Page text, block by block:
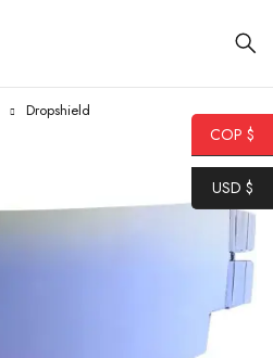
Dropshield
COP $
USD $